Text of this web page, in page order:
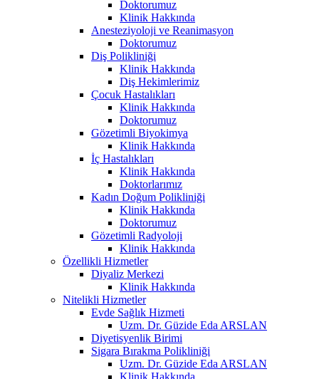
Doktorumuz
Klinik Hakkında
Anesteziyoloji ve Reanimasyon
Doktorumuz
Diş Polikliniği
Klinik Hakkında
Diş Hekimlerimiz
Çocuk Hastalıkları
Klinik Hakkında
Doktorumuz
Gözetimli Biyokimya
Klinik Hakkında
İç Hastalıkları
Klinik Hakkında
Doktorlarımız
Kadın Doğum Polikliniği
Klinik Hakkında
Doktorumuz
Gözetimli Radyoloji
Klinik Hakkında
Özellikli Hizmetler
Diyaliz Merkezi
Klinik Hakkında
Nitelikli Hizmetler
Evde Sağlık Hizmeti
Uzm. Dr. Güzide Eda ARSLAN
Diyetisyenlik Birimi
Sigara Bırakma Polikliniği
Uzm. Dr. Güzide Eda ARSLAN
Klinik Hakkında